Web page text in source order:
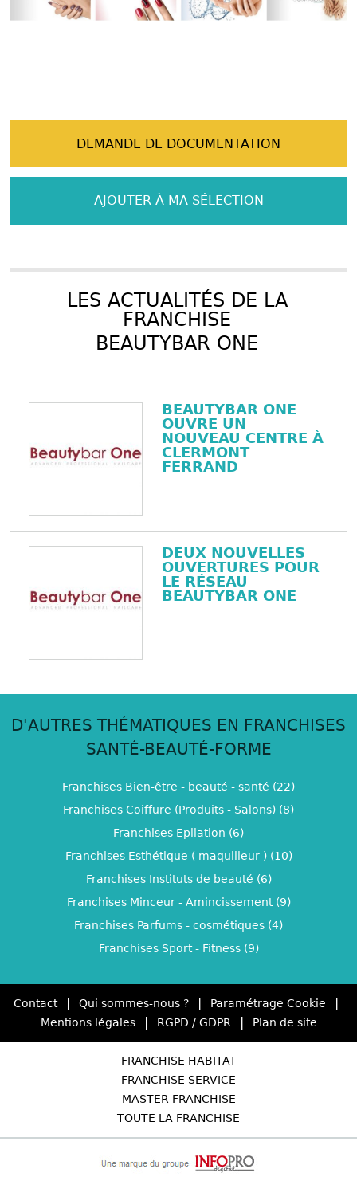
DEMANDE DE DOCUMENTATION
AJOUTER À MA SÉLECTION
LES ACTUALITÉS DE LA
FRANCHISE
BEAUTYBAR ONE
BEAUTYBAR ONE
OUVRE UN
NOUVEAU CENTRE À
CLERMONT
FERRAND
DEUX NOUVELLES
OUVERTURES POUR
LE RÉSEAU
BEAUTYBAR ONE
D'AUTRES THÉMATIQUES EN FRANCHISES
SANTÉ-BEAUTÉ-FORME
Franchises Bien-être - beauté - santé (22)
Franchises Coiffure (Produits - Salons) (8)
Franchises Epilation (6)
Franchises Esthétique ( maquilleur ) (10)
Franchises Instituts de beauté (6)
Franchises Minceur - Amincissement (9)
Franchises Parfums - cosmétiques (4)
Franchises Sport - Fitness (9)
Contact | Qui sommes-nous ? | Paramétrage Cookie |
Mentions légales | RGPD / GDPR | Plan de site
FRANCHISE HABITAT
FRANCHISE SERVICE
MASTER FRANCHISE
TOUTE LA FRANCHISE